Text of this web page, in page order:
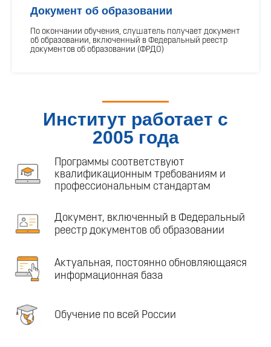
Документ об образовании
По окончании обучения, слушатель получает документ
об образовании, включенный в Федеральный реестр
документов об образовании (ФРДО)
Институт работает с
2005 года
Программы соответствуют
квалификационным требованиям и
профессиональным стандартам
Документ, включенный в Федеральный
реестр документов об образовании
Актуальная, постоянно обновляющаяся
информационная база
Обучение по всей России